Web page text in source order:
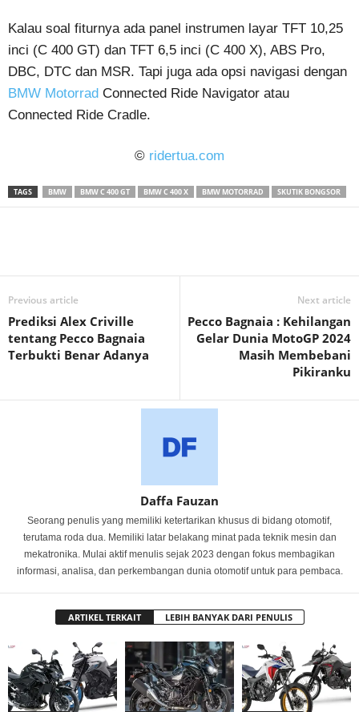
Kalau soal fiturnya ada panel instrumen layar TFT 10,25
inci (C 400 GT) dan TFT 6,5 inci (C 400 X), ABS Pro,
DBC, DTC dan MSR. Tapi juga ada opsi navigasi dengan
BMW Motorrad Connected Ride Navigator atau
Connected Ride Cradle.
© ridertua.com
TAGS BMW BMW C 400 GT BMW C 400 X BMW MOTORRAD SKUTIK BONGSOR
Previous article
Prediksi Alex Criville
tentang Pecco Bagnaia
Terbukti Benar Adanya
Next article
Pecco Bagnaia : Kehilangan
Gelar Dunia MotoGP 2024
Masih Membebani
Pikiranku
Daffa Fauzan
Seorang penulis yang memiliki ketertarikan khusus di bidang otomotif,
terutama roda dua. Memiliki latar belakang minat pada teknik mesin dan
mekatronika. Mulai aktif menulis sejak 2023 dengan fokus membagikan
informasi, analisa, dan perkembangan dunia otomotif untuk para pembaca.
ARTIKEL TERKAIT LEBIH BANYAK DARI PENULIS